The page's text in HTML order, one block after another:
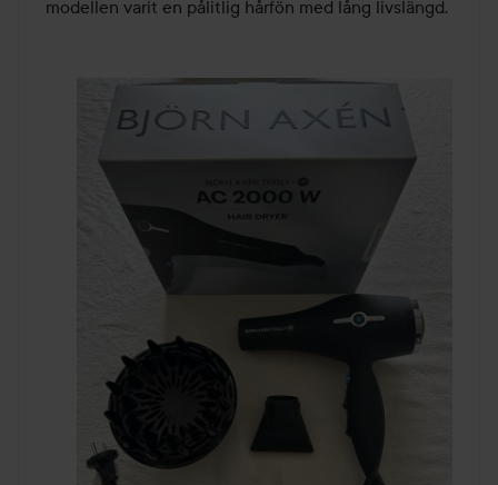
modellen varit en pålitlig hårfön med lång livslängd.